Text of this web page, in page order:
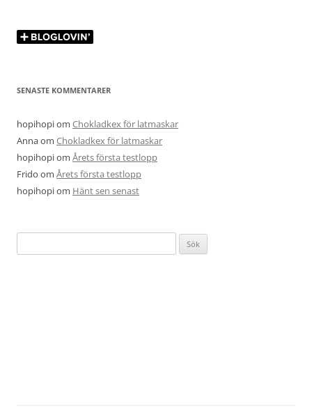
SENASTE KOMMENTARER
hopihopiom Chokladkex för latmaskar
Annaom Chokladkex för latmaskar
hopihopiom Årets första testlopp
Frido om Årets första testlopp
hopihopiom Hänt sen senast
efter: